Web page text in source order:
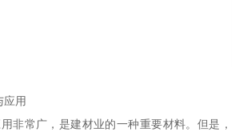
应用
非常广，是建材业的一种重要材料。但是，